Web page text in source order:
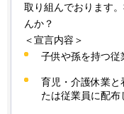
取り組んでおります
んか？
＜宣言内容＞
子供や孫を持つ従
育児・介護休業と
たは従業員に配